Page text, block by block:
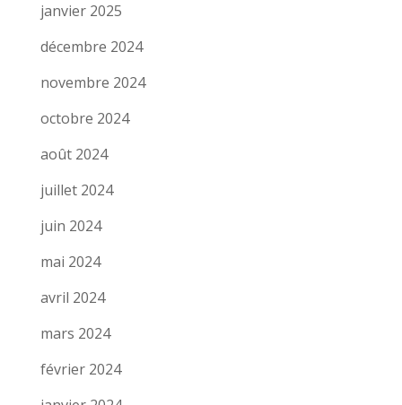
janvier 2025
décembre 2024
novembre 2024
octobre 2024
août 2024
juillet 2024
juin 2024
mai 2024
avril 2024
mars 2024
février 2024